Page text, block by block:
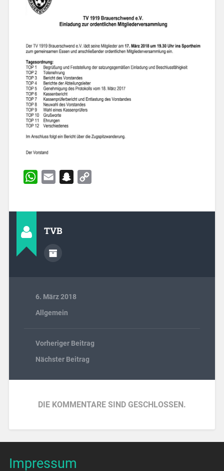
WhatsApp
Email Snapchat
TVB
6. März 2018
Allgemein
Vorheriger Beitrag
Nächster Beitrag
DIE KOMMENTARE SIND GESCHLOSSEN.
Impressum